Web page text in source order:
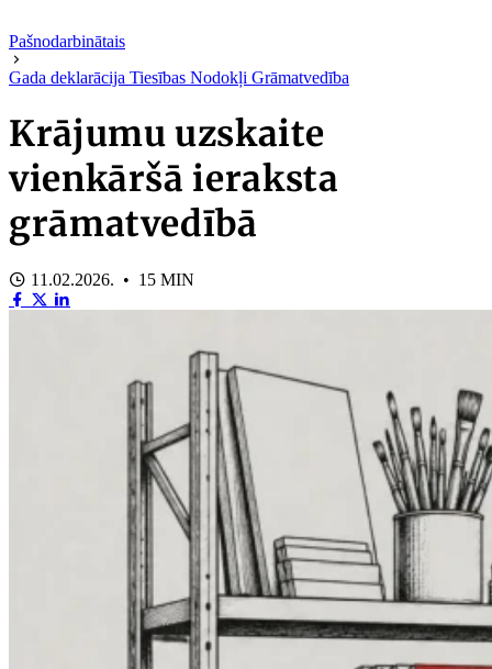
Pašnodarbinātais
Gada deklarācija Tiesības Nodokļi Grāmatvedība
Krājumu uzskaite
vienkāršā ieraksta
grāmatvedībā
11.02.2026. • 15 MIN